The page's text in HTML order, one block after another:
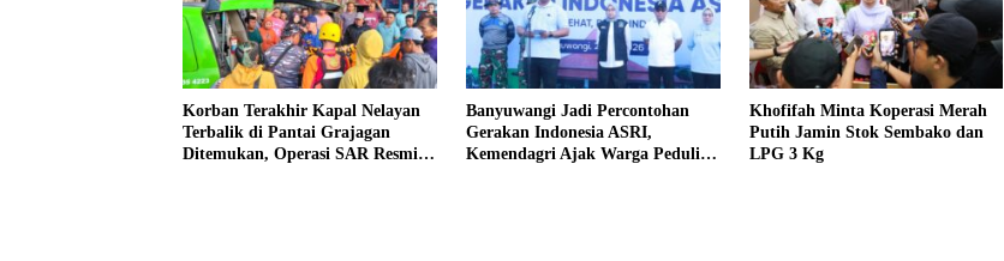
Korban Terakhir Kapal Nelayan
Terbalik di Pantai Grajagan
Ditemukan, Operasi SAR Resmi
Banyuwangi Jadi Percontohan
Gerakan Indonesia ASRI,
Kemendagri Ajak Warga Peduli
Khofifah Minta Koperasi Merah
Putih Jamin Stok Sembako dan
LPG 3 Kg